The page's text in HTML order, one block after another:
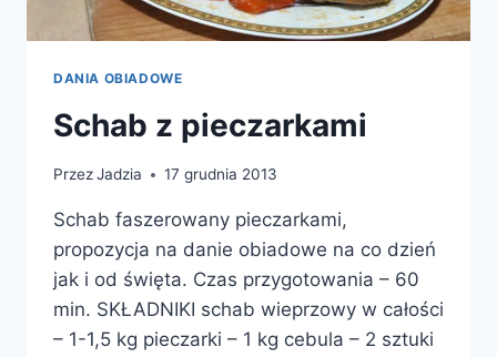
DANIA OBIADOWE
Schab z pieczarkami
PrzezJadzia 17 grudnia 2013
Schab faszerowany pieczarkami,
propozycja na danie obiadowe na co dzień
jak i od święta. Czas przygotowania – 60
min. SKŁADNIKI schab wieprzowy w całości
– 1-1,5 kg pieczarki – 1 kg cebula – 2 sztuki